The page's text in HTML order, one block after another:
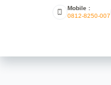
Mobile :
0812-8250-007